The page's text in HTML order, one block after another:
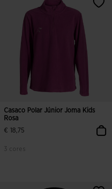
Casaco Polar Júnior Joma Kids
Rosa
€ 18,75
3 cores